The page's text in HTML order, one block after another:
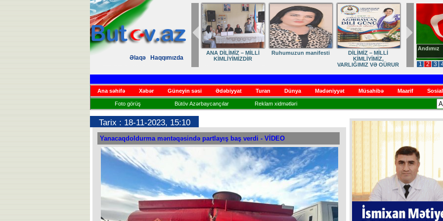
Əlaqə
Haqqımızda
1 2 3
Andımız
ANA DİLİMİZ – MİLLİ
KİMLİYİMİZDİR
Ruhumuzun manifesti
DİLİMİZ – MİLLİ
KİMLİYİMİZ,
VARLIĞIMIZ VƏ QÜRUR
Ana səhifə Xəbər Güneyin səsi Ədəbiyyat Turan Dünya Mədəniyyət Müsahibə Maarif
Foto görüş Bütöv Azərbaycançılar Reklam xidmətləri
Tarix : 18-11-2023, 15:10
Yanacaqdoldurma məntəqəsində partlayış baş verdi - VİDEO